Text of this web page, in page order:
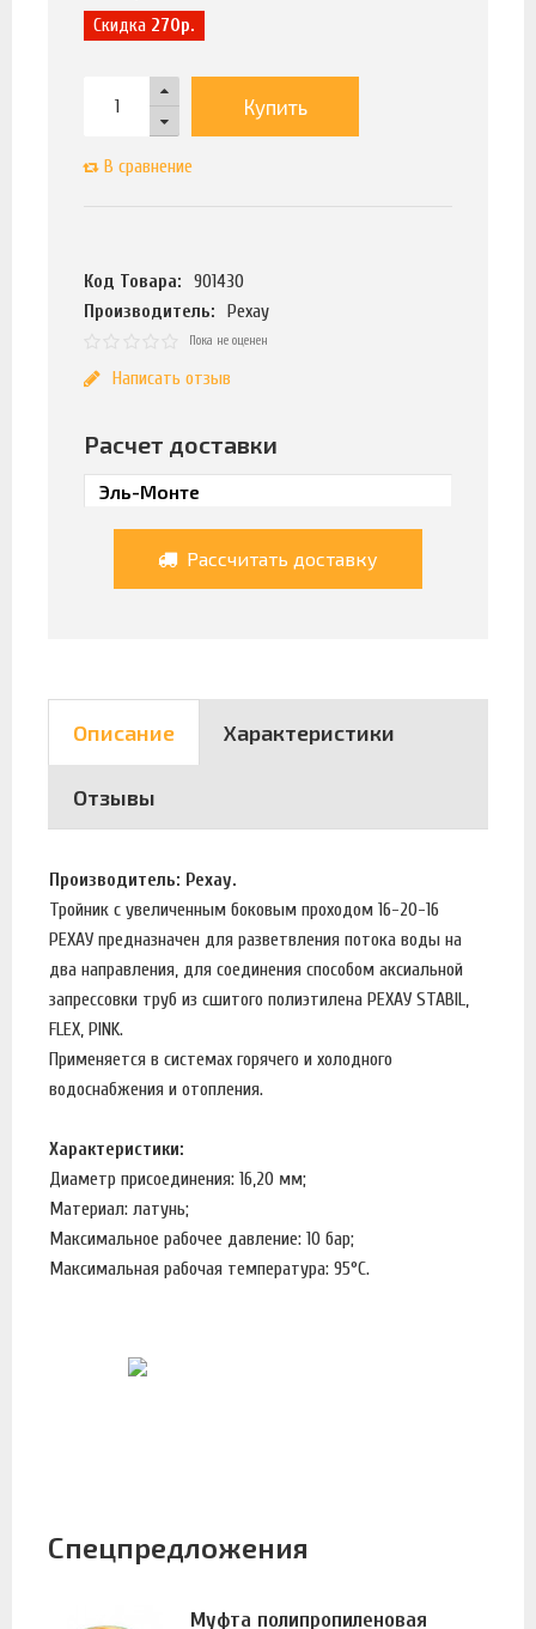
Скидка 270р.
Купить
В сравнение
Код Товара:
901430
Производитель:
Рехау
Пока не оценен
Написать отзыв
Расчет доставки
Рассчитать доставку
Описание Характеристики
Отзывы
Производитель: Рехау.
Тройник с увеличенным боковым проходом 16-20-16
РЕХАУ предназначен для разветвления потока воды на
два направления, для соединения способом аксиальной
запрессовки труб из сшитого полиэтилена РЕХАУ STABIL,
FLEX, PINK.
Применяется в системах горячего и холодного
водоснабжения и отопления.
Характеристики:
Диаметр присоединения: 16,20 мм;
Материал: латунь;
Максимальное рабочее давление: 10 бар;
Максимальная рабочая температура: 95°С.
Спецпредложения
Муфта полипропиленовая